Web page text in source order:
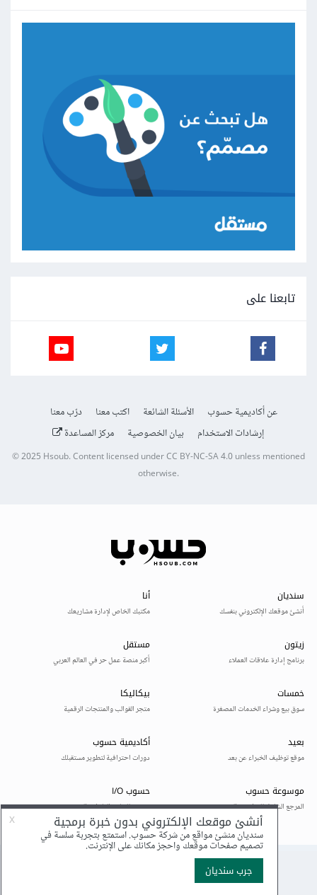
تابعنا على
عن أكاديمية حسوب الأسئلة الشائعة اكتب معنا
درّب معنا
إرشادات الاستخدام
بيان الخصوصية مركز المساعدة
© 2025Hsoub.Content licensed underCC BY-NC-SA 4.0unless mentioned
otherwise.